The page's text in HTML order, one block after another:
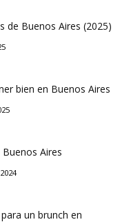
de Buenos Aires (2025)
bien en Buenos Aires
Aires
un brunch en